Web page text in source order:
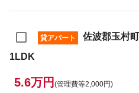
貸アパート
佐波郡玉村
1LDK
5.6万円 (管理費等2,000円)